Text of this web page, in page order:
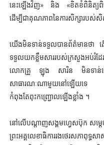
នេះឡើងវិញ» និង «ខិតខំពិនិត្យពិច័យ
ដើម្បីជាគុណភាពនៃការសិក្សារបស់
យើងមិនទាន់ទទួលបានព័ត៌មានថា
ទទួលយកខ្លឹមសាររបស់ក្រសួងអប់រំដ
លោកគ្រួ ឡុង សារិន មិនទាន់ចេ
សាធារណៈណាមួយនៅឡើយទេ
កំពុងតែពុះកញ្ជ្រោលឡើងខ្លាំង ។
នៅលើបណ្ដាញសង្គមហ្វេសប៊ុក សម្ដ
ព្រះអគ្គលេខាធិការរងថេរសភាពុទ្ធ